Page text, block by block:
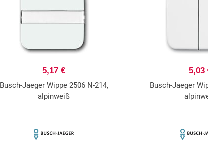
5,17 €
Busch-Jaeger Wippe 2506 N-214,
alpinweiß
5,03
Busch-Jaeger